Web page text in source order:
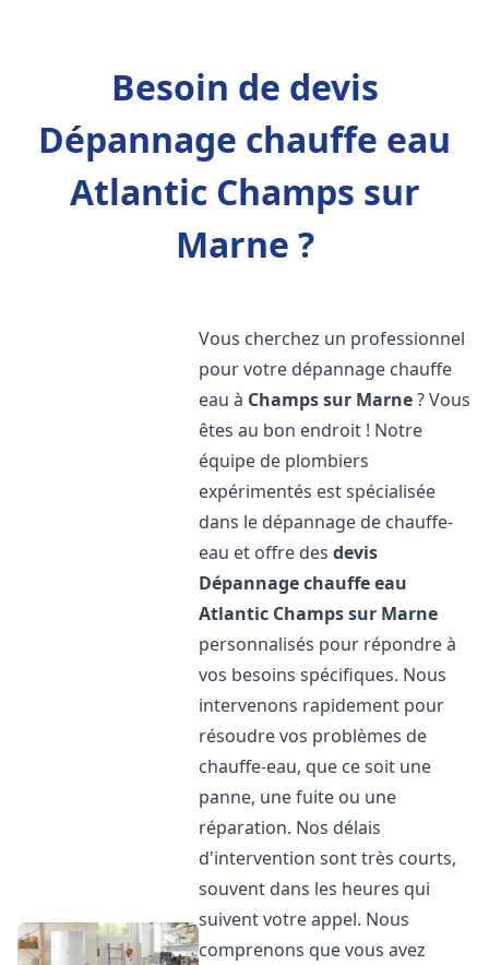
Besoin de devis
Dépannage chauffe eau
Atlantic Champs sur
Marne ?
Vous cherchez un professionnel
pour votre dépannage chauffe
eau à Champs sur Marne? Vous
êtes au bon endroit ! Notre
équipe de plombiers
expérimentés est spécialisée
dans le dépannage de chauffe-
eau et offre desdevis
Dépannage chauffe eau
Atlantic Champs sur Marne
personnalisés pour répondre à
vos besoins spécifiques. Nous
intervenons rapidement pour
résoudre vos problèmes de
chauffe-eau, que ce soit une
panne, une fuite ou une
réparation. Nos délais
d'intervention sont très courts,
souvent dans les heures qui
suivent votre appel. Nous
comprenons que vous avez